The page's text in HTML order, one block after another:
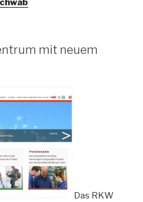
mit neuem
Das RKW